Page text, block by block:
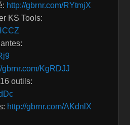
http://gbrnr.com/RYtmjX
KS Tools:
gbrnr.com/KgRDJJ
outils:
http://gbrnr.com/AKdnlX